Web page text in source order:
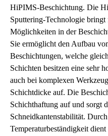
HiPIMS-Beschichtung. Die
Sputtering-Technologie
Möglichkeiten in der
Sie ermöglicht den Aufbau
Beschichtungen, welche
Schichten besitzen eine sehr
auch bei komplexen
Schichtdicke auf. Die
Schichthaftung auf und sorgt
Schneidkantenstabilität.
Temperaturbeständigkeit